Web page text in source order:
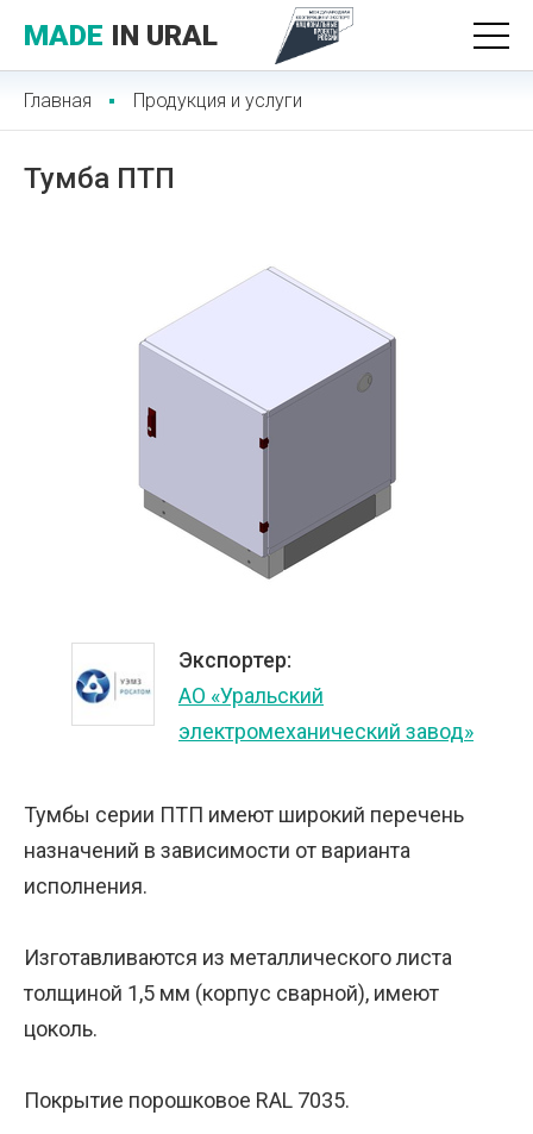
MADE IN URAL
Главная Продукция и услуги
Тумба ПТП
Экспортер:
АО «Уральский
электромеханический завод»
Тумбы серии ПТП имеют широкий перечень
назначений в зависимости от варианта
исполнения.
Изготавливаются из металлического листа
толщиной 1,5 мм (корпус сварной), имеют
цоколь.
Покрытие порошковое RAL 7035.